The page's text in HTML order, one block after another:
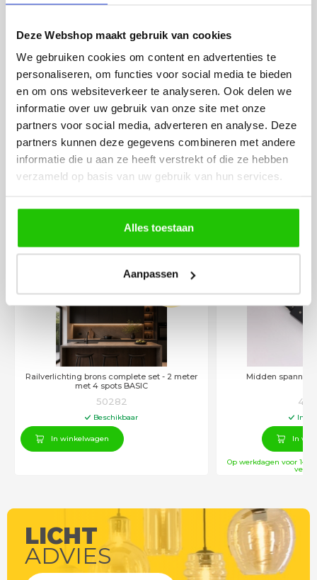
Deze Webshop maakt gebruik van cookies
We gebruiken cookies om content en advertenties te
personaliseren, om functies voor social media te bieden
en om ons websiteverkeer te analyseren. Ook delen we
informatie over uw gebruik van onze site met onze
partners voor social media, adverteren en analyse. Deze
partners kunnen deze gegevens combineren met andere
informatie die u aan ze heeft verstrekt of die ze hebben
verzameld op basis van uw gebruik van hun services.
Alles toestaan
Aanpassen
netjes en veilig verpakt.
MEER PRODUCTEN
UIT DE SERIE
RAILVERLICHTING BASIC
SERIE
Railverlichting brons complete set - 2 meter
met 4 spots BASIC
50282
Beschikbaar
In winkelwagen
Midden spanning
In
In
Op werkdagen voor
LICHT
ADVIES